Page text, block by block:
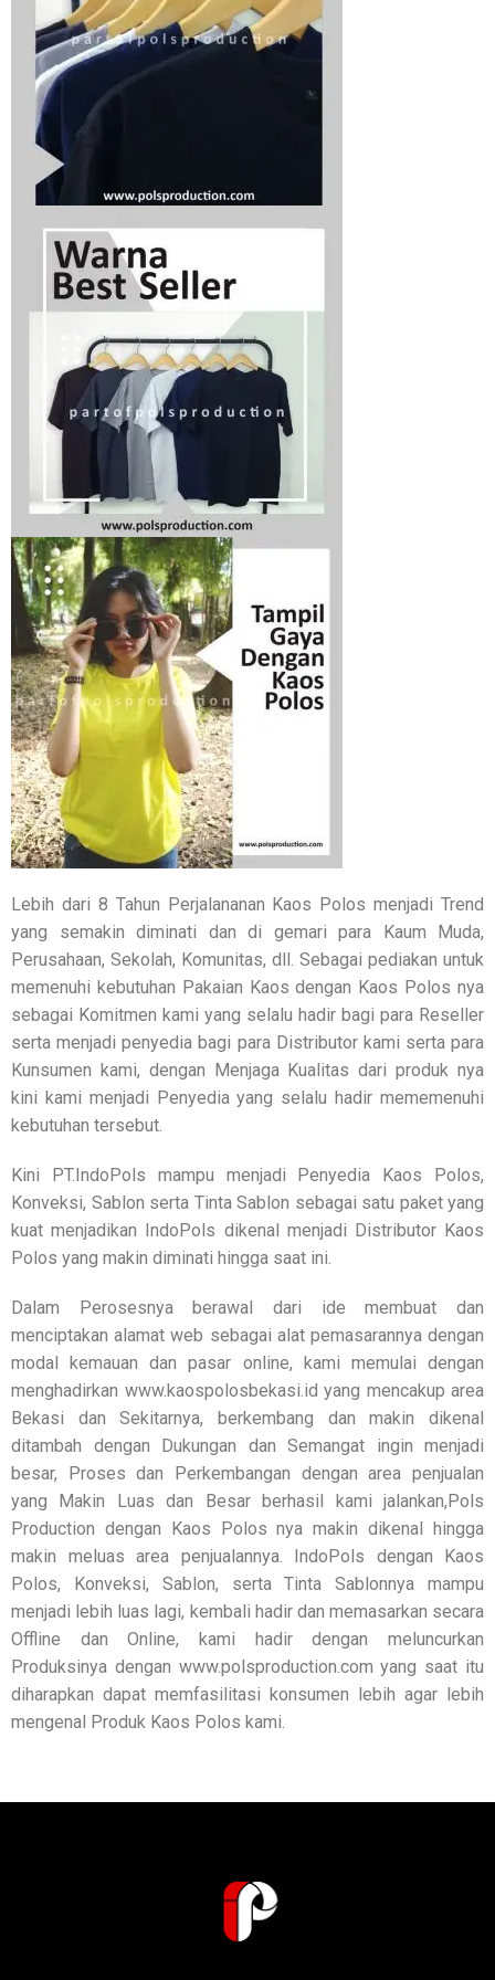
Lebih dari 8 Tahun Perjalananan Kaos Polos menjadi Trend
yang semakin diminati dan di gemari para Kaum Muda,
Perusahaan, Sekolah, Komunitas, dll. Sebagai pediakan untuk
memenuhi kebutuhan Pakaian Kaos dengan Kaos Polos nya
sebagai Komitmen kami yang selalu hadir bagi para Reseller
serta menjadi penyedia bagi para Distributor kami serta para
Kunsumen kami, dengan Menjaga Kualitas dari produk nya
kini kami menjadi Penyedia yang selalu hadir mememenuhi
kebutuhan tersebut.
Kini PT.IndoPols mampu menjadi Penyedia Kaos Polos,
Konveksi, Sablon serta Tinta Sablon sebagai satu paket yang
kuat menjadikan IndoPols dikenal menjadi Distributor Kaos
Polos yang makin diminati hingga saat ini.
Dalam Perosesnya berawal dari ide membuat dan
menciptakan alamat web sebagai alat pemasarannya dengan
modal kemauan dan pasar online, kami memulai dengan
menghadirkan www.kaospolosbekasi.id yang mencakup area
Bekasi dan Sekitarnya, berkembang dan makin dikenal
ditambah dengan Dukungan dan Semangat ingin menjadi
besar, Proses dan Perkembangan dengan area penjualan
yang Makin Luas dan Besar berhasil kami jalankan,Pols
Production dengan Kaos Polos nya makin dikenal hingga
makin meluas area penjualannya. IndoPols dengan Kaos
Polos, Konveksi, Sablon, serta Tinta Sablonnya mampu
menjadi lebih luas lagi, kembali hadir dan memasarkan secara
Offline dan Online, kami hadir dengan meluncurkan
Produksinya dengan www.polsproduction.com yang saat itu
diharapkan dapat memfasilitasi konsumen lebih agar lebih
mengenal Produk Kaos Polos kami.